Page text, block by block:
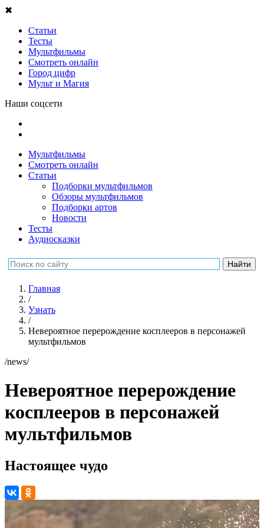
✖
Статьи
Тесты
Мультфильмы
Смотреть онлайн
Город цифр
Мульт и Магия
Наши соцсети
Мультфильмы
Смотреть онлайн
Статьи
Подборки мультфильмов
Обзоры мультфильмов
Подборки артов
Новости
Тесты
Аудиосказки
Главная
/
Узнать
/
Невероятное перерождение косплееров в персонажей
мультфильмов
/news/
Невероятное перерождение
косплееров в персонажей
мультфильмов
Настоящее чудо